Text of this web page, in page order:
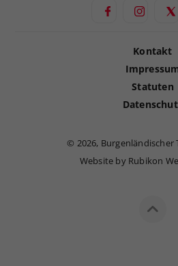
Kontakt
Statuten
© 2026,
Website by Rubikon